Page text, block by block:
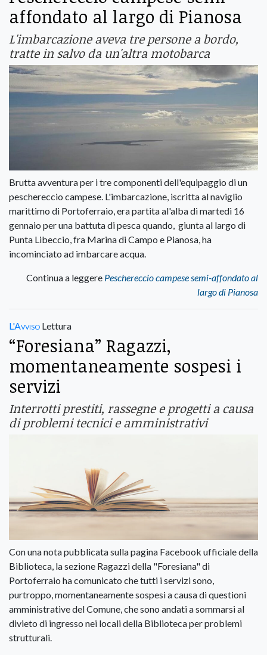
affondato al largo di Pianosa
L'imbarcazione aveva tre persone a bordo,
tratte in salvo da un'altra motobarca
Brutta avventura per i tre componenti dell'equipaggio di un
peschereccio campese. L'imbarcazione, iscritta al naviglio
marittimo di Portoferraio, era partita al'alba di martedì 16
gennaio per una battuta di pesca quando, giunta al largo di
Punta Libeccio, fra Marina di Campo e Pianosa, ha
incominciato ad imbarcare acqua.
Continua a leggere Peschereccio campese semi-affondato al
largo di Pianosa
L'Avviso Lettura
“Foresiana” Ragazzi,
momentaneamente sospesi i
servizi
Interrotti prestiti, rassegne e progetti a causa
di problemi tecnici e amministrativi
Con una nota pubblicata sulla pagina Facebook ufficiale della
Biblioteca, la sezione Ragazzi della "Foresiana" di
Portoferraio ha comunicato che tutti i servizi sono,
purtroppo, momentaneamente sospesi a causa di questioni
amministrative del Comune, che sono andati a sommarsi al
divieto di ingresso nei locali della Biblioteca per problemi
strutturali.